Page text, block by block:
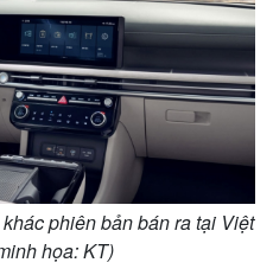
Thị trường
Giá vàng
Tiêu dùng
Tỷ giá
Chứng khoán
Giá cà phê
phiên bản bán ra tại Việt
họa: KT)